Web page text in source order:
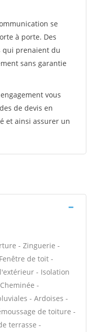
se
à porte. Des
qui prenaient du
sans garantie
vous
de devis en
et ainsi assurer un
- Zinguerie -
de toit -
- Isolation
-
- Ardoises -
de toiture -
terrasse -